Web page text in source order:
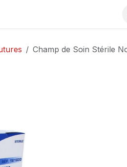
Champ de Soin Stérile